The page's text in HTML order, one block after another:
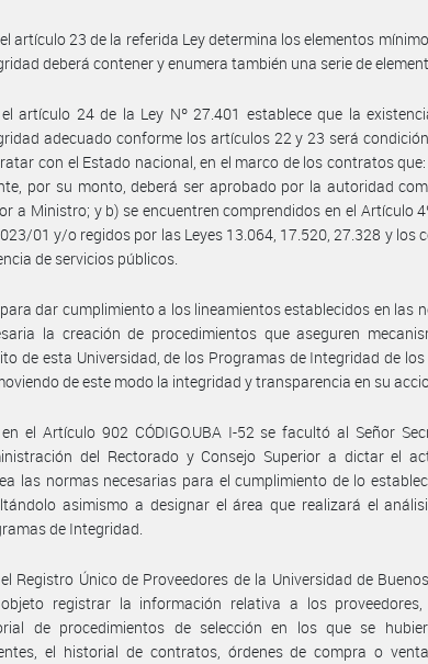
artículo 23 de la referida Ley determina los elementos
deberá contener y enumera también una serie de
el artículo 24 de la Ley Nº 27.401 establece que la
adecuado conforme los artículos 22 y 23 será
con el Estado nacional, en el marco de los contratos
por su monto, deberá ser aprobado por la autoridad
a Ministro; y b) se encuentren comprendidos en el Artículo
01 y/o regidos por las Leyes 13.064, 17.520, 27.328 y los
de servicios públicos.
dar cumplimiento a los lineamientos establecidos en las
la creación de procedimientos que aseguren
de esta Universidad, de los Programas de Integridad de
de este modo la integridad y transparencia en su
en el Artículo 902 CÓDIGO.UBA I-52 se facultó al Señor
del Rectorado y Consejo Superior a dictar el
las normas necesarias para el cumplimiento de lo
asimismo a designar el área que realizará el
de Integridad.
Registro Único de Proveedores de la Universidad de
registrar la información relativa a los proveedores,
de procedimientos de selección en los que se
el historial de contratos, órdenes de compra o